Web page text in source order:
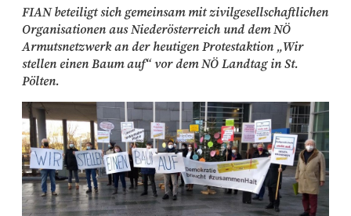
FIAN beteiligt sich gemeinsam mit zivilgesellschaftlichen
Organisationen aus Niederösterreich und dem NÖ
Armutsnetzwerk an der heutigen Protestaktion „Wir
stellen einen Baum auf“ vor dem NÖ Landtag in St.
Pölten.